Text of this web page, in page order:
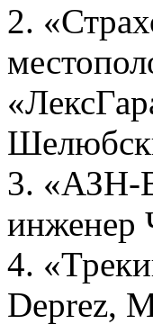
2.
3. «АЗН-
инженер
4.
Deprez,